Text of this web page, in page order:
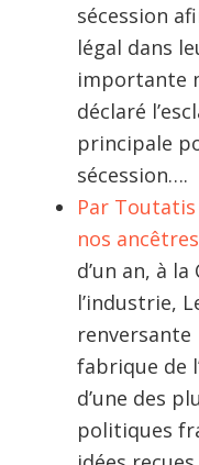
sécession
légal dans
importante
déclaré
principale
sécession….
Par
nos
d’un an, à
l’industrie,
fabrique de
d’une des
politiques